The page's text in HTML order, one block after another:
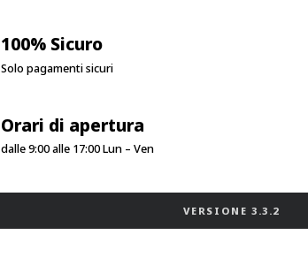
100% Sicuro
Solo pagamenti sicuri
Orari di apertura
dalle 9:00 alle 17:00 Lun – Ven
VERSIONE 3.3.2